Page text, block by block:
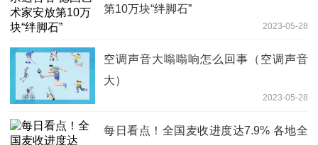
第10万块“绊脚石”
2023-05-28
空调声音大嗡嗡响怎么回事（空调声音
大）
2023-05-28
每日看点！全国麦收进度达7.9% 各地全